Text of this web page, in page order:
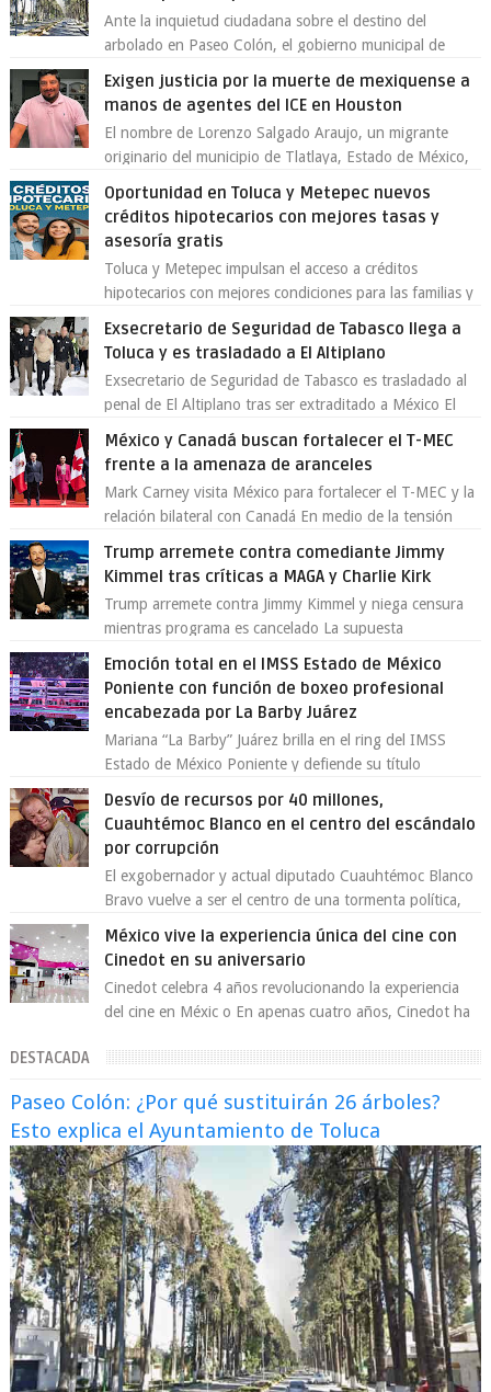
Ante la inquietud ciudadana sobre el destino del
arbolado en Paseo Colón, el gobierno municipal de
Exigen justicia por la muerte de mexiquense a
manos de agentes del ICE en Houston
El nombre de Lorenzo Salgado Araujo, un migrante
originario del municipio de Tlatlaya, Estado de México,
Oportunidad en Toluca y Metepec nuevos
créditos hipotecarios con mejores tasas y
asesoría gratis
Toluca y Metepec impulsan el acceso a créditos
hipotecarios con mejores condiciones para las familias y
Exsecretario de Seguridad de Tabasco llega a
Toluca y es trasladado a El Altiplano
Exsecretario de Seguridad de Tabasco es trasladado al
penal de El Altiplano tras ser extraditado a México El
México y Canadá buscan fortalecer el T-MEC
frente a la amenaza de aranceles
Mark Carney visita México para fortalecer el T-MEC y la
relación bilateral con Canadá En medio de la tensión
Trump arremete contra comediante Jimmy
Kimmel tras críticas a MAGA y Charlie Kirk
Trump arremete contra Jimmy Kimmel y niega censura
mientras programa es cancelado La supuesta
Emoción total en el IMSS Estado de México
Poniente con función de boxeo profesional
encabezada por La Barby Juárez
Mariana “La Barby” Juárez brilla en el ring del IMSS
Estado de México Poniente y defiende su título
Supergallo La Unidad Deportiva Cuauhtémo...
Desvío de recursos por 40 millones,
Cuauhtémoc Blanco en el centro del escándalo
por corrupción
El exgobernador y actual diputado Cuauhtémoc Blanco
Bravo vuelve a ser el centro de una tormenta política,
México vive la experiencia única del cine con
Cinedot en su aniversario
Cinedot celebra 4 años revolucionando la experiencia
del cine en Méxic o En apenas cuatro años, Cinedot ha
DESTACADA
Paseo Colón: ¿Por qué sustituirán 26 árboles?
Esto explica el Ayuntamiento de Toluca